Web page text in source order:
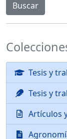
Tesis y
Tesis y
Artículos